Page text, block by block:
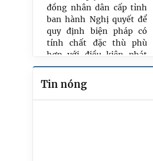
đồng nhân dân cấp tỉnh
ban hành Nghị quyết để
quy định biện pháp có
tính chất đặc thù phù
hợp với điều kiện phát
triển kinh tế -xã hội của
địa phương” tại Luật Ban
hành văn bản QPPL
Tin nóng